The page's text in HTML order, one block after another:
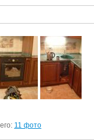
11 фото